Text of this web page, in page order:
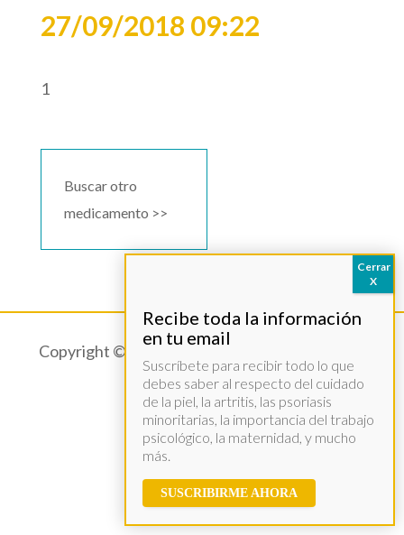
27/09/2018 09:22
1
Buscar otro
medicamento >>
Copyright © 2021 – Acció Psoriasi –
Suscríbete para recibir todo lo que
debes saber al respecto del cuidado
de la piel, la artritis, las psoriasis
minoritarias, la importancia del trabajo
psicológico, la maternidad, y mucho
más.
SUSCRIBIRME AHORA